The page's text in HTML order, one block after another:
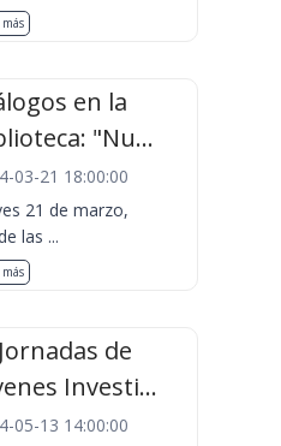
más
en la
"Nu...
03-21 18:00:00
21 de marzo,
las ...
más
de
Investi...
05-13 14:00:00